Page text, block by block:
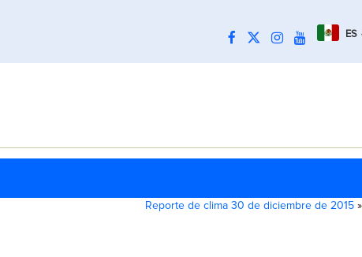
ES
Reporte de clima 30 de diciembre de 2015 »